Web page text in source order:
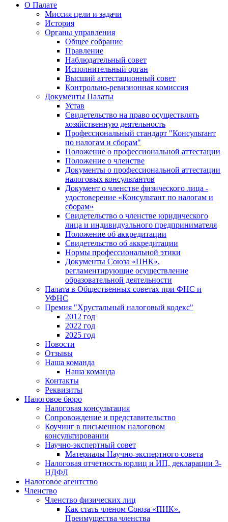
О Палате
Миссия цели и задачи
История
Органы управления
Общее собрание
Правление
Наблюдательный совет
Исполнительный орган
Высший аттестационный совет
Контрольно-ревизионная комиссия
Документы Палаты
Устав
Свидетельство на право осуществлять
хозяйственную деятельность
Профессиональный стандарт "Консультант
по налогам и сборам"
Положение о профессиональной аттестации
Положение о членстве
Документы о профессиональной аттестации
налоговых консультантов
Документ о членстве физического лица -
удостоверение «Консультант по налогам и
сборам»
Свидетельство о членстве юридического
лица и индивидуального предпринимателя
Положение об аккредитации
Свидетельство об аккредитации
Нормы профессиональной этики
Документы Союза «ПНК»,
регламентирующие осуществление
образовательной деятельности
Палата в Общественных советах при ФНС и
УФНС
Премия "Хрустальный налоговый кодекс"
2012 год
2022 год
2025 год
Новости
Отзывы
Наша команда
Наша команда
Контакты
Реквизиты
Налоговое бюро
Налоговая консультация
Cопровождение и представительство
Коучинг в письменном налоговом
консультировании
Научно-экспертный совет
Материалы Научно-экспертного совета
Налоговая отчетность юрлиц и ИП, декларации 3-
НДФЛ
Налоговое агентство
Членство
Членство физических лиц
Как стать членом Союза «ПНК».
Преимущества членства